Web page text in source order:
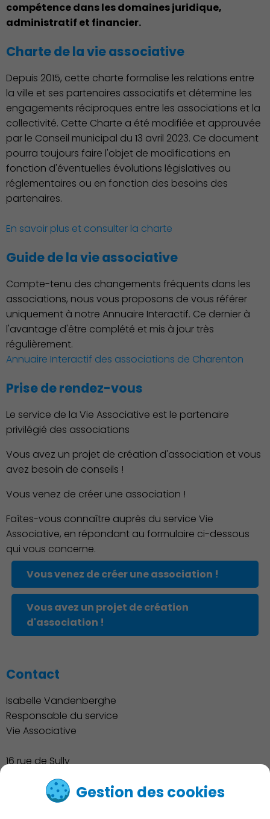
Gestion des cookies
Environnement cadre de
vie
Économie Commerce
Emploi
Associations et Sports
Publication des actes
compétence dans les domaines juridique,
administratif et financier.
Charte de la vie associative
Depuis 2015, cette charte formalise les relations entre
la ville et ses partenaires associatifs et détermine les
engagements réciproques entre les associations et la
collectivité. Cette Charte a été modifiée et approuvée
par le Conseil municipal du 13 avril 2023. Ce document
pourra toujours faire l'objet de modifications en
fonction d'éventuelles évolutions législatives ou
réglementaires ou en fonction des besoins des
partenaires.
En savoir plus et consulter la charte
Guide de la vie associative
Compte-tenu des changements fréquents dans les
associations, nous vous proposons de vous référer
uniquement à notre Annuaire Interactif. Ce dernier à
l'avantage d'être complété et mis à jour très
régulièrement.
Annuaire Interactif des associations de Charenton
Prise de rendez-vous
Le service de la Vie Associative est le partenaire
privilégié des associations
Vous avez un projet de création d'association et vous
avez besoin de conseils !
Vous venez de créer une association !
Faîtes-vous connaître auprès du service Vie
Associative, en répondant au formulaire ci-dessous
qui vous concerne.
Vous venez de créer une association !
Vous avez un projet de création
d'association !
Contact
Isabelle Vandenberghe
Responsable du service
Vie Associative
16 rue de Sully
Tél. : 01.46.76.47.55
associations@charenton.fr